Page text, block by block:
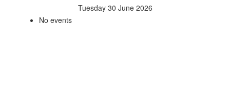
Tuesday 30 June 2026
No events